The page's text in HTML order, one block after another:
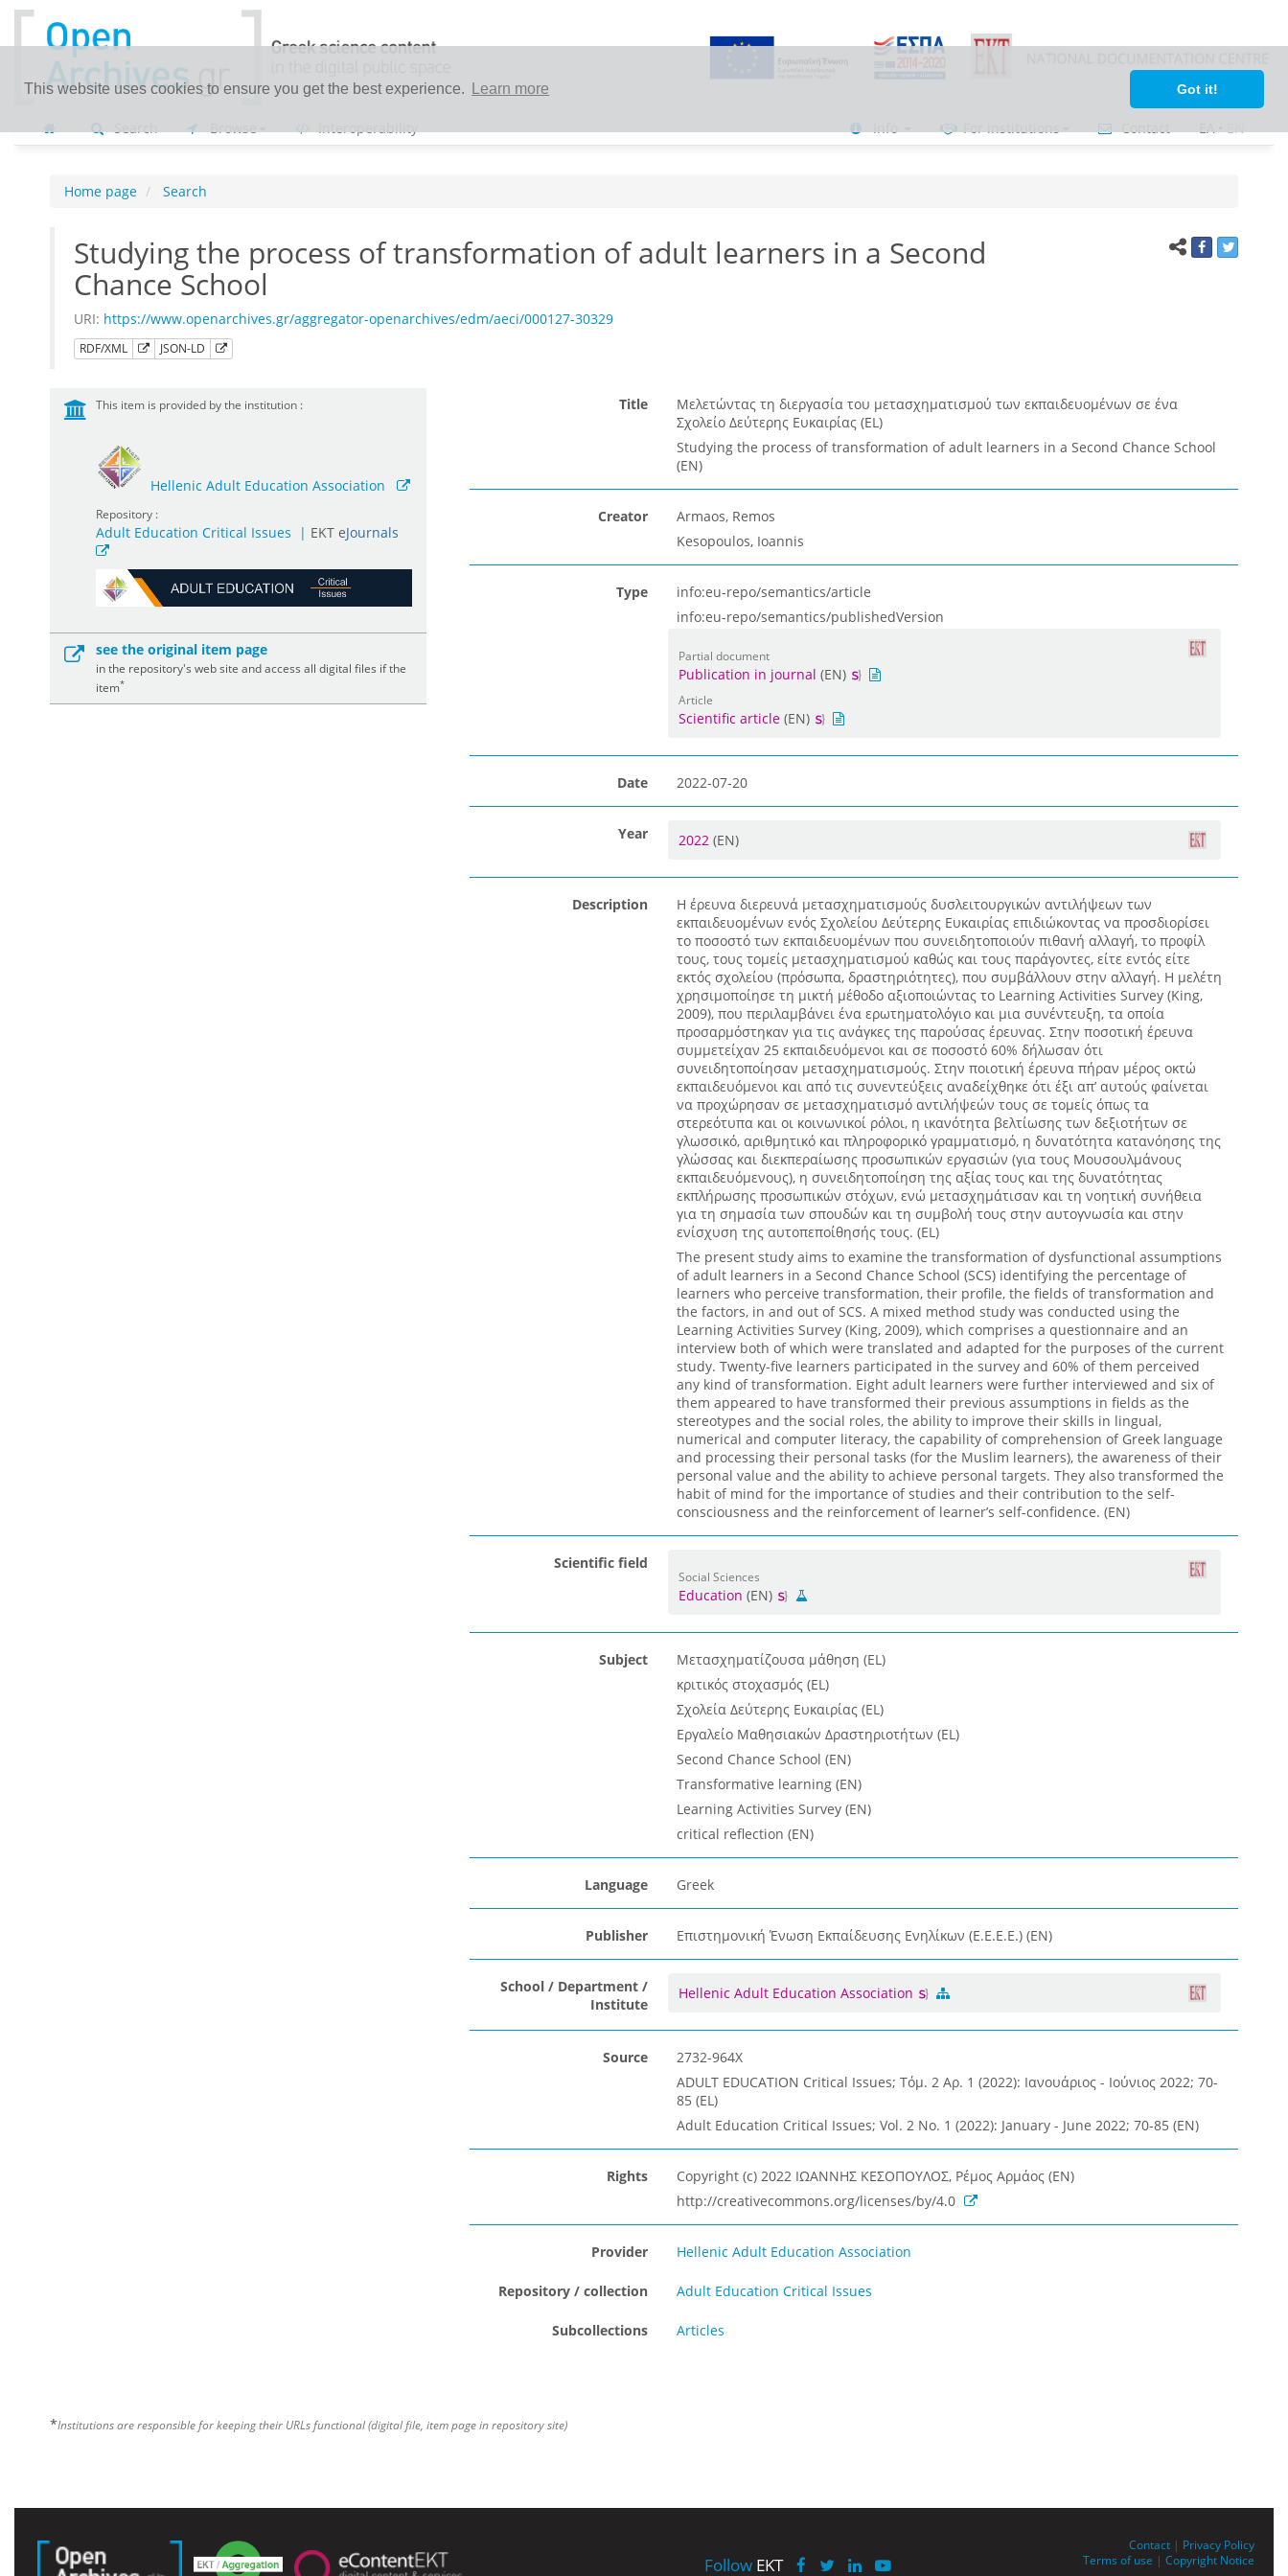
This website uses cookies to ensure you get the best experience. Learn more Got it!
Search Browse Interoperability Info For institutions Contact ΕΛ•ΕΝ
Home page Search
Studying the process of transformation of adult learners in a Second
Chance School
URI: https://www.openarchives.gr/aggregator-openarchives/edm/aeci/000127-30329
RDF/XML JSON-LD
This item is provided by the institution :
Hellenic Adult Education Association
Repository :
Adult Education Critical Issues | ΕΚΤ eJournals
see the original item page
in the repository's web site and access all digital files if the
item*
Title
Μελετώντας τη διεργασία του μετασχηματισμού των εκπαιδευομένων σε ένα
Σχολείο Δεύτερης Ευκαιρίας (EL)
Studying the process of transformation of adult learners in a Second Chance School
(EN)
Creator
Armaos, Remos
Kesopoulos, Ioannis
Type
info:eu-repo/semantics/article
info:eu-repo/semantics/publishedVersion
Partial document
Publication in journal (EN)
Article
Scientific article(EN)
Date 2022-07-20
Year 2022 (EN)
Description
Η έρευνα διερευνά μετασχηματισμούς δυσλειτουργικών αντιλήψεων των
εκπαιδευομένων ενός Σχολείου Δεύτερης Ευκαιρίας επιδιώκοντας να προσδιορίσει
το ποσοστό των εκπαιδευομένων που συνειδητοποιούν πιθανή αλλαγή, το προφίλ
τους, τους τομείς μετασχηματισμού καθώς και τους παράγοντες, είτε εντός είτε
εκτός σχολείου (πρόσωπα, δραστηριότητες), που συμβάλλουν στην αλλαγή. Η μελέτη
χρησιμοποίησε τη μικτή μέθοδο αξιοποιώντας το Learning Activities Survey (King,
2009), που περιλαμβάνει ένα ερωτηματολόγιο και μια συνέντευξη, τα οποία
προσαρμόστηκαν για τις ανάγκες της παρούσας έρευνας. Στην ποσοτική έρευνα
συμμετείχαν 25 εκπαιδευόμενοι και σε ποσοστό 60% δήλωσαν ότι
συνειδητοποίησαν μετασχηματισμούς. Στην ποιοτική έρευνα πήραν μέρος οκτώ
εκπαιδευόμενοι και από τις συνεντεύξεις αναδείχθηκε ότι έξι απ’ αυτούς φαίνεται
να προχώρησαν σε μετασχηματισμό αντιλήψεών τους σε τομείς όπως τα
στερεότυπα και οι κοινωνικοί ρόλοι, η ικανότητα βελτίωσης των δεξιοτήτων σε
γλωσσικό, αριθμητικό και πληροφορικό γραμματισμό, η δυνατότητα κατανόησης της
γλώσσας και διεκπεραίωσης προσωπικών εργασιών (για τους Μουσουλμάνους
εκπαιδευόμενους), η συνειδητοποίηση της αξίας τους και της δυνατότητας
εκπλήρωσης προσωπικών στόχων, ενώ μετασχημάτισαν και τη νοητική συνήθεια
για τη σημασία των σπουδών και τη συμβολή τους στην αυτογνωσία και στην
ενίσχυση της αυτοπεποίθησής τους. (EL)
The present study aims to examine the transformation of dysfunctional assumptions
of adult learners in a Second Chance School (SCS) identifying the percentage of
learners who perceive transformation, their profile, the fields of transformation and
the factors, in and out of SCS. A mixed method study was conducted using the
Learning Activities Survey (King, 2009), which comprises a questionnaire and an
interview both of which were translated and adapted for the purposes of the current
study. Twenty-five learners participated in the survey and 60% of them perceived
any kind of transformation. Eight adult learners were further interviewed and six of
them appeared to have transformed their previous assumptions in fields as the
stereotypes and the social roles, the ability to improve their skills in lingual,
numerical and computer literacy, the capability of comprehension of Greek language
and processing their personal tasks (for the Muslim learners), the awareness οf their
personal value and the ability to achieve personal targets. They also transformed the
habit of mind for the importance of studies and their contribution to the self-
consciousness and the reinforcement of learner’s self-confidence. (EN)
Scientific field
Social Sciences
Education (EN)
Subject
Μετασχηματίζουσα μάθηση (EL)
κριτικός στοχασμός (EL)
Σχολεία Δεύτερης Ευκαιρίας (EL)
Εργαλείο Μαθησιακών Δραστηριοτήτων (EL)
Second Chance School (EN)
Transformative learning (EN)
Learning Activities Survey (EN)
critical reflection (EN)
Language Greek
Publisher Επιστημονική Ένωση Εκπαίδευσης Ενηλίκων (Ε.Ε.Ε.Ε.) (EN)
School / Department /
Institute
Hellenic Adult Education Association
Source
2732-964X
ADULT EDUCATION Critical Issues; Τόμ. 2 Αρ. 1 (2022): Ιανουάριος - Ιούνιος 2022; 70-
85 (EL)
Adult Education Critical Issues; Vol. 2 No. 1 (2022): January - June 2022; 70-85 (EN)
Rights
Copyright (c) 2022 ΙΩΑΝΝΗΣ ΚΕΣΟΠΟΥΛΟΣ, Ρέμος Αρμάος (EN)
http://creativecommons.org/licenses/by/4.0
Provider Hellenic Adult Education Association
Repository / collection Adult Education Critical Issues
Subcollections Articles
*Institutions are responsible for keeping their URLs functional (digital file, item page in repository site)
Follow EKT
Contact | Privacy Policy
Terms of use | Copyright Notice